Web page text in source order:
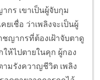
กร เขาเป็นผู้จับกุม
เชื่อ ว่าเพลิงจะเป็นผู้
ญากรที่ต้องเฝ้าจับตาดู
ให้ไปตายในคุก ผู้กอง
ามรังควาญชีวิต เพลิง